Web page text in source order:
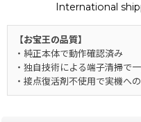
International
【お宝王の品質】
・純正本体で動作確認済み
・独自技術による端子清掃で
・接点復活剤不使用で実機へ